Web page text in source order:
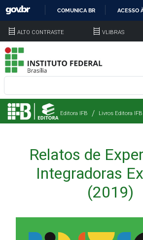
COMUNICA BR ACESSO
ALTO CONTRASTE VLIBRAS
Editora IFB Livros Editora IFB
Relatos de
Integradoras
(2019)